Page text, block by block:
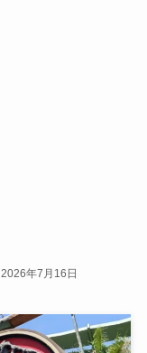
2026年7月16日